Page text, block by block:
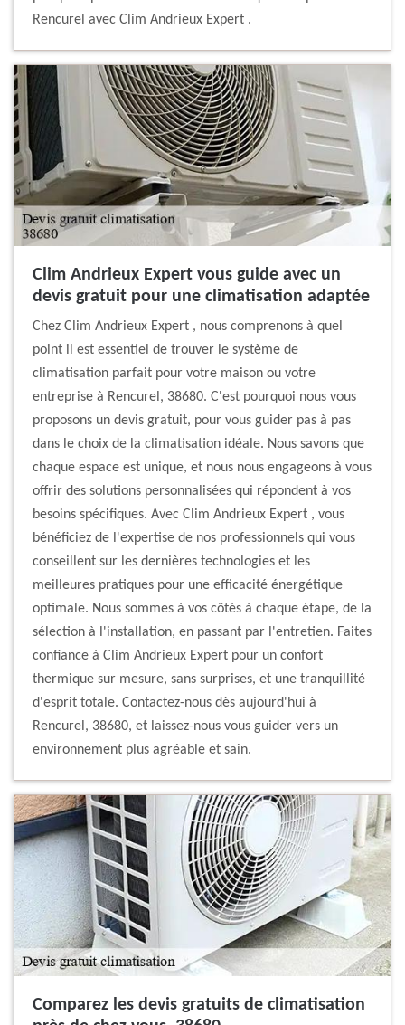
Rencurel avec Clim Andrieux Expert .
Clim Andrieux Expert vous guide avec un
devis gratuit pour une climatisation adaptée
Chez Clim Andrieux Expert , nous comprenons à quel
point il est essentiel de trouver le système de
climatisation parfait pour votre maison ou votre
entreprise à Rencurel, 38680. C'est pourquoi nous vous
proposons un devis gratuit, pour vous guider pas à pas
dans le choix de la climatisation idéale. Nous savons que
chaque espace est unique, et nous nous engageons à vous
offrir des solutions personnalisées qui répondent à vos
besoins spécifiques. Avec Clim Andrieux Expert , vous
bénéficiez de l'expertise de nos professionnels qui vous
conseillent sur les dernières technologies et les
meilleures pratiques pour une efficacité énergétique
optimale. Nous sommes à vos côtés à chaque étape, de la
sélection à l'installation, en passant par l'entretien. Faites
confiance à Clim Andrieux Expert pour un confort
thermique sur mesure, sans surprises, et une tranquillité
d'esprit totale. Contactez-nous dès aujourd'hui à
Rencurel, 38680, et laissez-nous vous guider vers un
environnement plus agréable et sain.
Comparez les devis gratuits de climatisation